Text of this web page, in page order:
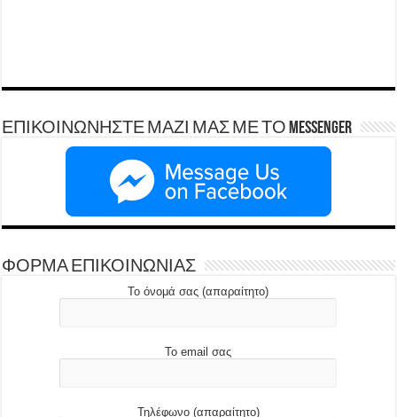
ΕΠΙΚΟΙΝΩΝΗΣΤΕ ΜΑΖΙ ΜΑΣ ΜΕ ΤΟ Messenger
ΦΟΡΜΑ ΕΠΙΚΟΙΝΩΝΙΑΣ
Το όνομά σας (απαραίτητο)
Το email σας
Τηλέφωνο (απαραίτητο)